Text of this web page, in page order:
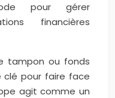
pour gérer
financières
tampon ou fonds
clé pour faire face
agit comme un